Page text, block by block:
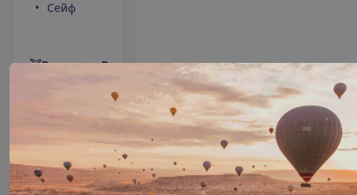
Сейф
Вылет из: Вильнюс
(12 н. всего)
31.01.2027
Ит 2535.00
ого5070.00€/группу
О о л т е